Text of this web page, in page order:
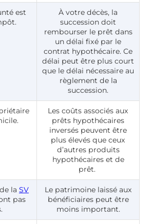
est
À votre décès, la
succession doit
rembourser le prêt dans
un délai fixé par le
contrat hypothécaire. Ce
délai peut être plus court
que le délai nécessaire au
règlement de la
succession.
Les coûts associés aux
prêts hypothécaires
inversés peuvent être
plus élevés que ceux
d’autres produits
hypothécaires et de
prêt.
la SV
pas
Le patrimoine laissé aux
bénéficiaires peut être
moins important.